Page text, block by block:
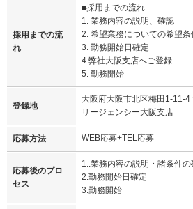
採用までの流
れ
■採用までの流れ
1. 業務内容の説明、確認
2. 希望業務についての希望
3. 勤務開始日確定
4.弊社大阪支店へご登録
5. 勤務開始
登録地
大阪府大阪市北区梅田1-11-
リージェンシー大阪支店
応募方法 WEB応募+TEL応募
応募後のプロ
セス
1..業務内容の説明・諸条件の
2.勤務開始日確定
3.勤務開始